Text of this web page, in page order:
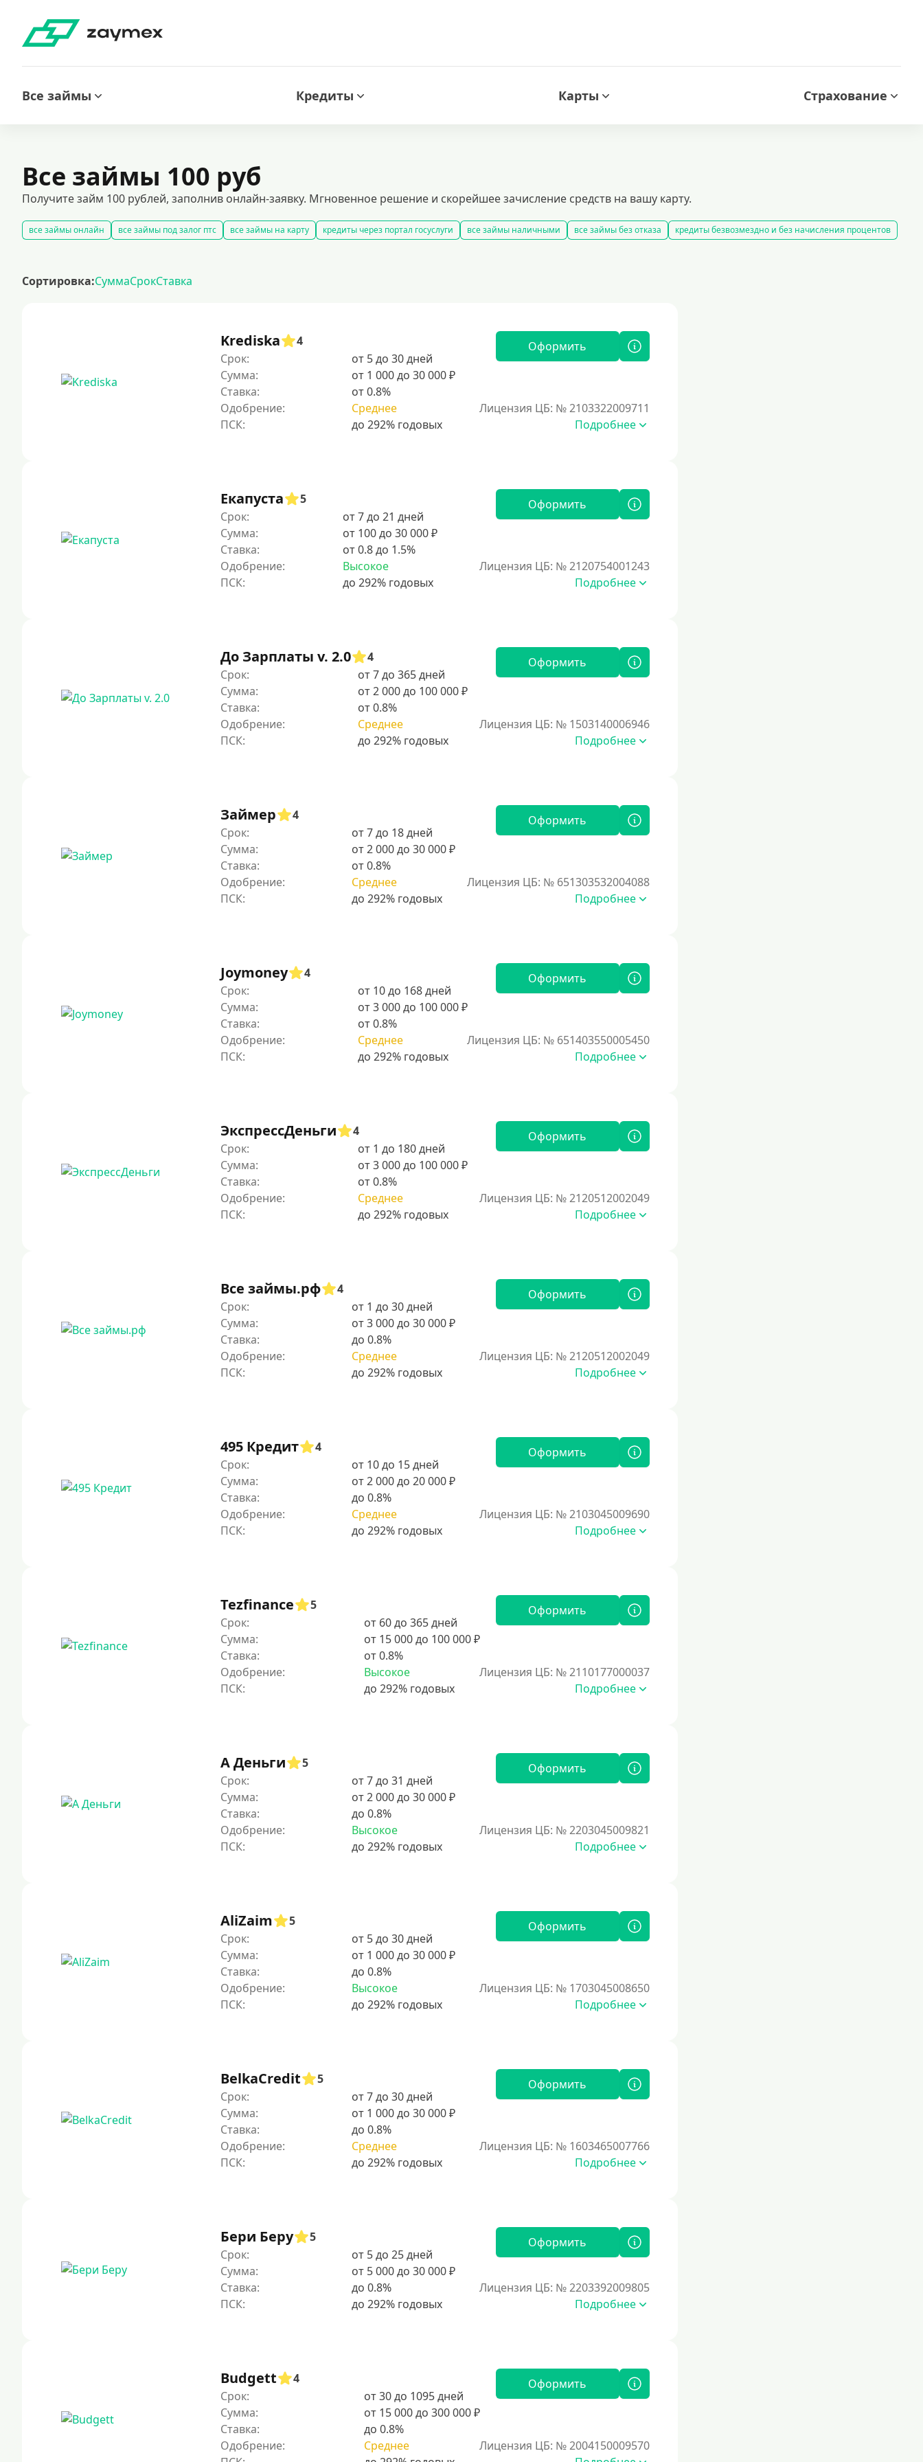
Все займы Кредиты Карты Страхование
Все займы 100 руб
Получите займ 100 рублей, заполнив онлайн-заявку. Мгновенное решение и скорейшее зачисление средств на вашу карту.
все займы онлайн все займы под залог птс все займы на карту кредиты через портал госуслуги все займы наличными все займы без отказа
кредиты безвозмездно и без начисления процентов
калькулятор займов
Сортировка:СуммаСрокСтавка
Krediska
4
Срок:
от 5 до 30 дней
Сумма:
от 1 000 до 30 000 ₽
Ставка:
от 0.8%
Одобрение:
Среднее
Оформить
Лицензия ЦБ: № 2103322009711
Подробнее
Екапуста
5
Срок:
от 7 до 21 дней
Сумма:
от 100 до 30 000 ₽
Ставка:
от 0.8 до 1.5%
Одобрение:
Высокое
Оформить
Лицензия ЦБ: № 2120754001243
Подробнее
До Зарплаты v. 2.0
4
Срок:
от 7 до 365 дней
Сумма:
от 2 000 до 100 000 ₽
Ставка:
от 0.8%
Одобрение:
Среднее
Оформить
Лицензия ЦБ: № 1503140006946
Подробнее
Займер
4
Срок:
от 7 до 18 дней
Сумма:
от 2 000 до 30 000 ₽
Ставка:
от 0.8%
Одобрение:
Среднее
Оформить
Лицензия ЦБ: № 651303532004088
Подробнее
Joymoney
4
Срок:
от 10 до 168 дней
Сумма:
от 3 000 до 100 000 ₽
Ставка:
от 0.8%
Одобрение:
Среднее
Оформить
Лицензия ЦБ: № 651403550005450
Подробнее
ЭкспрессДеньги
4
Срок:
от 1 до 180 дней
Сумма:
от 3 000 до 100 000 ₽
Ставка:
от 0.8%
Одобрение:
Среднее
Оформить
Лицензия ЦБ: № 2120512002049
Подробнее
Все займы.рф
4
Срок:
от 1 до 30 дней
Сумма:
от 3 000 до 30 000 ₽
Ставка:
до 0.8%
Одобрение:
Среднее
Оформить
Лицензия ЦБ: № 2120512002049
Подробнее
495 Кредит
4
Срок:
от 10 до 15 дней
Сумма:
от 2 000 до 20 000 ₽
Ставка:
до 0.8%
Одобрение:
Среднее
Оформить
Лицензия ЦБ: № 2103045009690
Подробнее
Tezfinance
5
Срок:
от 60 до 365 дней
Сумма:
от 15 000 до 100 000 ₽
Ставка:
от 0.8%
Одобрение:
Высокое
Оформить
Лицензия ЦБ: № 2110177000037
Подробнее
А Деньги
5
Срок:
от 7 до 31 дней
Сумма:
от 2 000 до 30 000 ₽
Ставка:
до 0.8%
Одобрение:
Высокое
Оформить
Лицензия ЦБ: № 2203045009821
Подробнее
AliZaim
5
Срок:
от 5 до 30 дней
Сумма:
от 1 000 до 30 000 ₽
Ставка:
до 0.8%
Одобрение:
Высокое
Оформить
Лицензия ЦБ: № 1703045008650
Подробнее
BelkaCredit
5
Срок:
от 7 до 30 дней
Сумма:
от 1 000 до 30 000 ₽
Ставка:
до 0.8%
Одобрение:
Среднее
Оформить
Лицензия ЦБ: № 1603465007766
Подробнее
Бери Беру
5
Срок:
от 5 до 25 дней
Сумма:
от 5 000 до 30 000 ₽
Ставка:
до 0.8%
Оформить
Лицензия ЦБ: № 2203392009805
Подробнее
Budgett
4
Срок:
от 30 до 1095 дней
Сумма:
от 15 000 до 300 000 ₽
Ставка:
до 0.8%
Одобрение:
Среднее
Оформить
Лицензия ЦБ: № 2004150009570